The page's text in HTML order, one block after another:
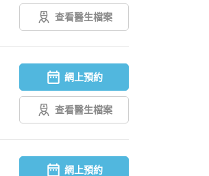
查看醫生檔案
網上預約
查看醫生檔案
網上預約